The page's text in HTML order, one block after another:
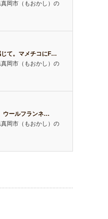
岡市（もおかし）の
て。マメチコにF…
岡市（もおかし）の
ールフランネ…
岡市（もおかし）の